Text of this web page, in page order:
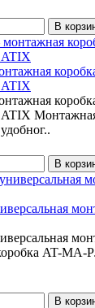
В
ATIX
В
AT-MA-
В